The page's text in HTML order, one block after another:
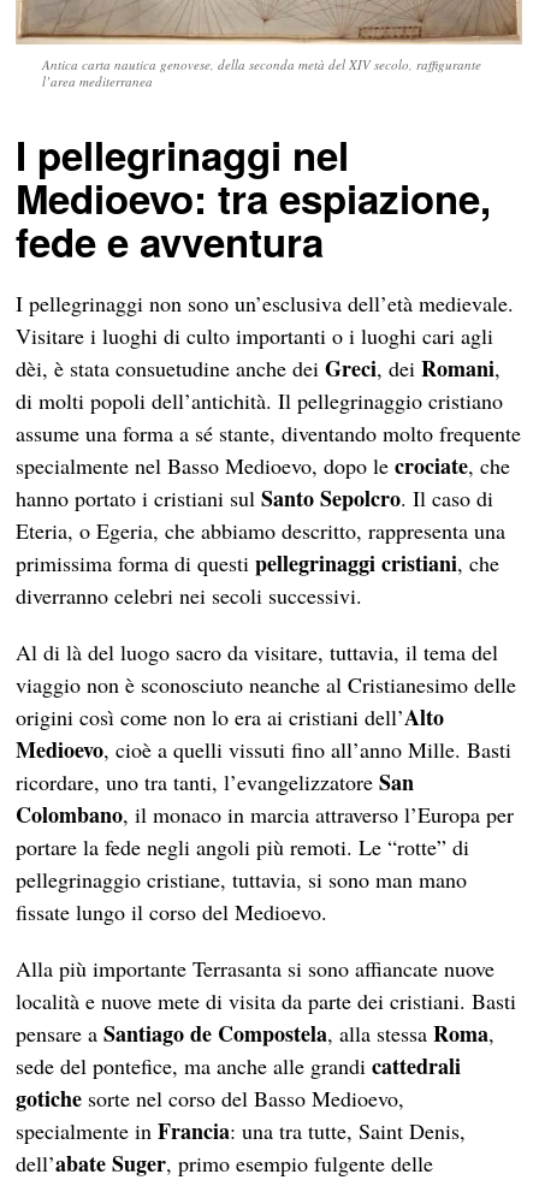
Antica carta nautica genovese, della seconda metà del XIV secolo, raffigurante
l’area mediterranea
I pellegrinaggi nel
Medioevo: tra espiazione,
fede e avventura
I pellegrinaggi non sono un’esclusiva dell’età medievale.
Visitare i luoghi di culto importanti o i luoghi cari agli
dèi, è stata consuetudine anche deiGreci, deiRomani,
di molti popoli dell’antichità. Il pellegrinaggio cristiano
assume una forma a sé stante, diventando molto frequente
specialmente nel Basso Medioevo, dopo lecrociate, che
hanno portato i cristiani sulSanto Sepolcro. Il caso di
Eteria, o Egeria, che abbiamo descritto, rappresenta una
primissima forma di questipellegrinaggi cristiani, che
diverranno celebri nei secoli successivi.
Al di là del luogo sacro da visitare, tuttavia, il tema del
viaggio non è sconosciuto neanche al Cristianesimo delle
origini così come non lo era ai cristiani dell’Alto
Medioevo, cioè a quelli vissuti fino all’anno Mille. Basti
ricordare, uno tra tanti, l’evangelizzatoreSan
Colombano, il monaco in marcia attraverso l’Europa per
portare la fede negli angoli più remoti. Le “rotte” di
pellegrinaggio cristiane, tuttavia, si sono man mano
fissate lungo il corso del Medioevo.
Alla più importante Terrasanta si sono affiancate nuove
località e nuove mete di visita da parte dei cristiani. Basti
pensare aSantiago de Compostela, alla stessaRoma,
sede del pontefice, ma anche alle grandicattedrali
gotiche sorte nel corso del Basso Medioevo,
specialmente inFrancia: una tra tutte, Saint Denis,
dell’abate Suger, primo esempio fulgente delle